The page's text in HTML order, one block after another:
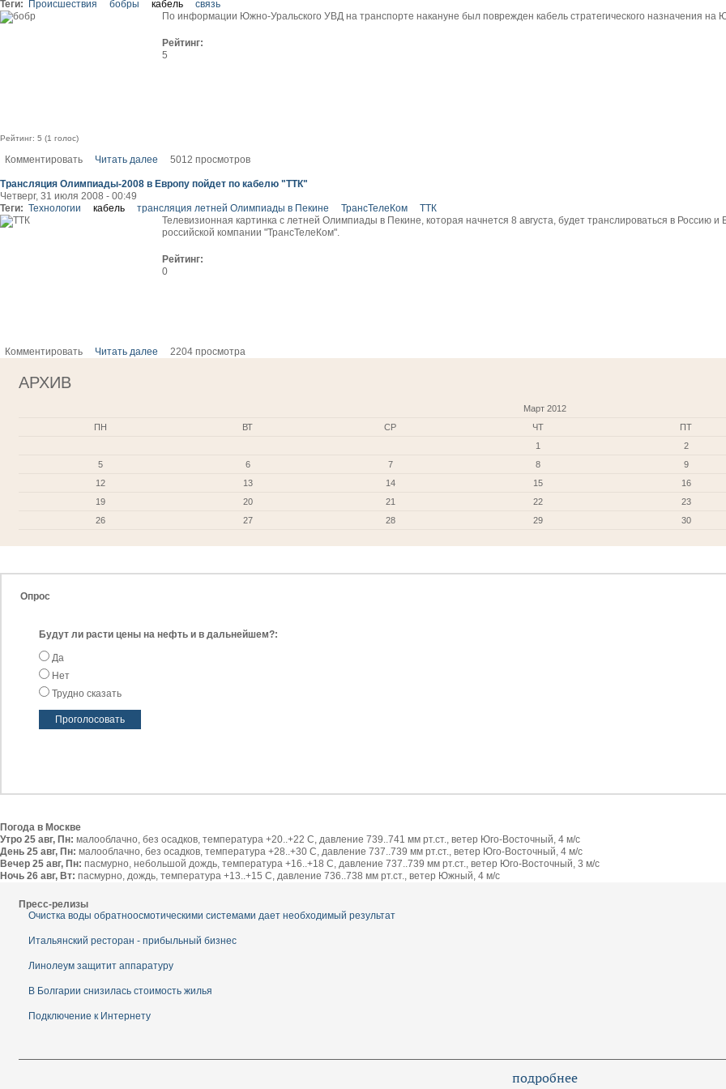
Теги: Происшествия бобры кабель
связь
По информации Южно-Уральского УВД на транспорте накануне был поврежден кабель стратегического назначения на
Рейтинг:
5
Рейтинг: 5 (1 голос)
Комментировать Читать далее 5012 просмотров
Трансляция Олимпиады-2008 в Европу пойдет по кабелю "ТТК"
Четверг, 31 июля 2008 - 00:49
Теги: Технологии кабель трансляция летней Олимпиады в Пекине ТрансТелеКом
ТТК
Телевизионная картинка с летней Олимпиады в Пекине, которая начнется 8 августа, будет транслироваться в Россию и
российской компании "ТрансТелеКом".
Рейтинг:
0
Комментировать Читать далее 2204 просмотра
АРХИВ
Март 2012
ПН
ВТ СР ЧТ ПТ
1
2
5
6 7 8 9
12
13 14 15 16
19
20 21 22 23
26
27 28 29 30
Опрос
Будут ли расти цены на нефть и в дальнейшем?:
Да
Нет
Трудно сказать
Погода в Москве
Утро 25 авг, Пн: малооблачно, без осадков, температура +20..+22 С, давление 739..741 мм рт.ст., ветер Юго-Восточный, 4 м/с
День 25 авг, Пн: малооблачно, без осадков, температура +28..+30 С, давление 737..739 мм рт.ст., ветер Юго-Восточный, 4 м/с
Вечер 25 авг, Пн: пасмурно, небольшой дождь, температура +16..+18 С, давление 737..739 мм рт.ст., ветер Юго-Восточный, 3 м/с
Ночь 26 авг, Вт: пасмурно, дождь, температура +13..+15 С, давление 736..738 мм рт.ст., ветер Южный, 4 м/с
Пресс-релизы
Очистка воды обратноосмотическими системами дает необходимый результат
Итальянский ресторан - прибыльный бизнес
Линолеум защитит аппаратуру
В Болгарии снизилась стоимость жилья
Подключение к Интернету
подробнее